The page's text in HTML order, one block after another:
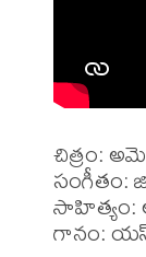
చిత్రం:
సంగీతం:
సాహిత్యం:
గానం: